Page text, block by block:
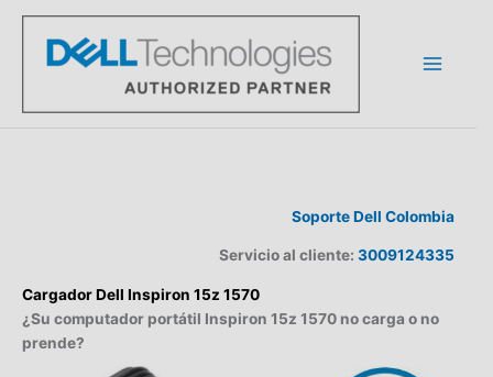
contenido
Soporte Dell Colombia
Servicio al cliente: 3009124335
Cargador Dell Inspiron 15z 1570
¿Su computador portátil Inspiron 15z 1570 no carga o no
prende?